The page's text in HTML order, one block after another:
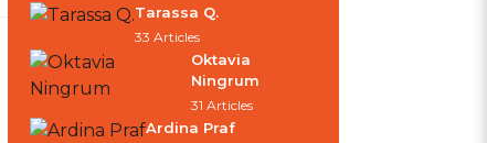
Tarassa Q.
33 Articles
Oktavia
Ningrum
31 Articles
Ardina Praf